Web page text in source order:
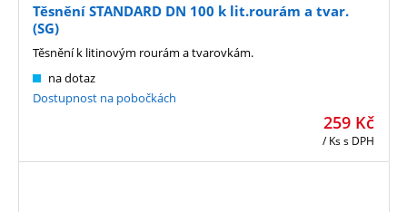
Těsnění STANDARD DN 100 k lit.rourám a tvar.
(SG)
259 Kč
/ Kss DPH
na dotaz
Dostupnost na pobočkách
Těsnění k litinovým rourám a tvarovkám.